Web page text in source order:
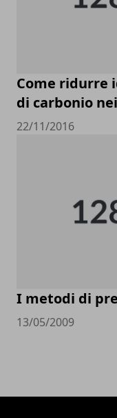
Come ridurre
di carbonio
22/11/2016
I metodi di
13/05/2009